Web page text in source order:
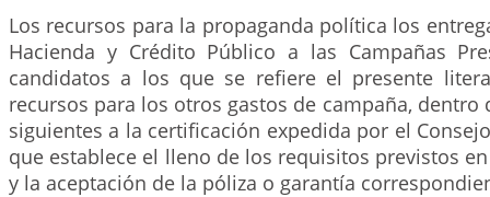
Los recursos para la propaganda política los
Hacienda y Crédito Público a las Campañas
candidatos a los que se refiere el presente
recursos para los otros gastos de campaña, dentro
siguientes a la certificación expedida por el
que establece el lleno de los requisitos previstos
y la aceptación de la póliza o garantía